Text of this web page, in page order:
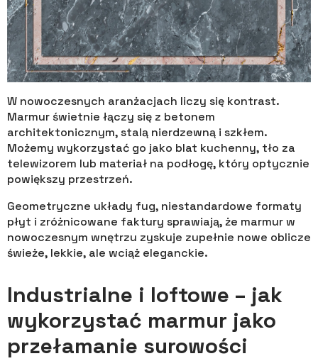
W nowoczesnych aranżacjach liczy się kontrast.
Marmur świetnie łączy się z betonem
architektonicznym, stalą nierdzewną i szkłem.
Możemy wykorzystać go jako blat kuchenny, tło za
telewizorem lub materiał na podłogę, który optycznie
powiększy przestrzeń.
Geometryczne układy fug, niestandardowe formaty
płyt i zróżnicowane faktury sprawiają, że marmur w
nowoczesnym wnętrzu zyskuje zupełnie nowe oblicze
świeże, lekkie, ale wciąż eleganckie.
Industrialne i loftowe – jak
wykorzystać marmur jako
przełamanie surowości